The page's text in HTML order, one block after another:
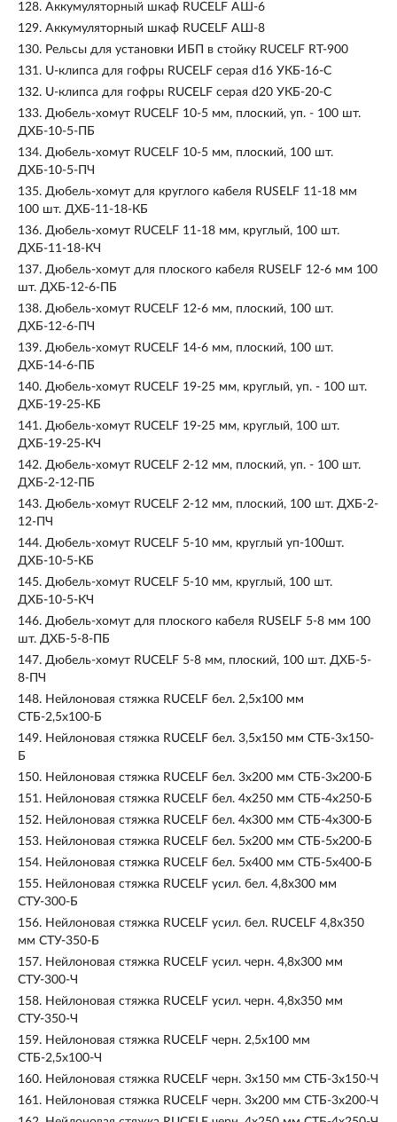
128. Аккумуляторный шкаф RUCELF АШ-6
129. Аккумуляторный шкаф RUCELF АШ-8
130. Рельсы для установки ИБП в стойку RUCELF RT-900
131. U-клипса для гофры RUCELF серая d16 УКБ-16-С
132. U-клипса для гофры RUCELF серая d20 УКБ-20-С
133. Дюбель-хомут RUCELF 10-5 мм, плоский, уп. - 100 шт.
ДХБ-10-5-ПБ
134. Дюбель-хомут RUCELF 10-5 мм, плоский, 100 шт.
ДХБ-10-5-ПЧ
135. Дюбель-хомут для круглого кабеля RUSELF 11-18 мм
100 шт. ДХБ-11-18-КБ
136. Дюбель-хомут RUCELF 11-18 мм, круглый, 100 шт.
ДХБ-11-18-КЧ
137. Дюбель-хомут для плоского кабеля RUSELF 12-6 мм 100
шт. ДХБ-12-6-ПБ
138. Дюбель-хомут RUCELF 12-6 мм, плоский, 100 шт.
ДХБ-12-6-ПЧ
139. Дюбель-хомут RUCELF 14-6 мм, плоский, 100 шт.
ДХБ-14-6-ПБ
140. Дюбель-хомут RUCELF 19-25 мм, круглый, уп. - 100 шт.
ДХБ-19-25-КБ
141. Дюбель-хомут RUCELF 19-25 мм, круглый, 100 шт.
ДХБ-19-25-КЧ
142. Дюбель-хомут RUCELF 2-12 мм, плоский, уп. - 100 шт.
ДХБ-2-12-ПБ
143. Дюбель-хомут RUCELF 2-12 мм, плоский, 100 шт. ДХБ-2-
12-ПЧ
144. Дюбель-хомут RUCELF 5-10 мм, круглый уп-100шт.
ДХБ-10-5-КБ
145. Дюбель-хомут RUCELF 5-10 мм, круглый, 100 шт.
ДХБ-10-5-КЧ
146. Дюбель-хомут для плоского кабеля RUSELF 5-8 мм 100
шт. ДХБ-5-8-ПБ
147. Дюбель-хомут RUCELF 5-8 мм, плоский, 100 шт. ДХБ-5-
8-ПЧ
148. Нейлоновая стяжка RUCELF бел. 2,5x100 мм
СТБ-2,5x100-Б
149. Нейлоновая стяжка RUCELF бел. 3,5x150 мм СТБ-3х150-
Б
150. Нейлоновая стяжка RUCELF бел. 3x200 мм СТБ-3х200-Б
151. Нейлоновая стяжка RUCELF бел. 4х250 мм СТБ-4х250-Б
152. Нейлоновая стяжка RUCELF бел. 4х300 мм СТБ-4х300-Б
153. Нейлоновая стяжка RUCELF бел. 5х200 мм СТБ-5х200-Б
154. Нейлоновая стяжка RUCELF бел. 5х400 мм СТБ-5х400-Б
155. Нейлоновая стяжка RUCELF усил. бел. 4,8x300 мм
СТУ-300-Б
156. Нейлоновая стяжка RUCELF усил. бел. RUCELF 4,8х350
мм СТУ-350-Б
157. Нейлоновая стяжка RUCELF усил. черн. 4,8х300 мм
СТУ-300-Ч
158. Нейлоновая стяжка RUCELF усил. черн. 4,8х350 мм
СТУ-350-Ч
159. Нейлоновая стяжка RUCELF черн. 2,5х100 мм
СТБ-2,5х100-Ч
160. Нейлоновая стяжка RUCELF черн. 3х150 мм СТБ-3х150-Ч
161. Нейлоновая стяжка RUCELF черн. 3х200 мм СТБ-3х200-Ч